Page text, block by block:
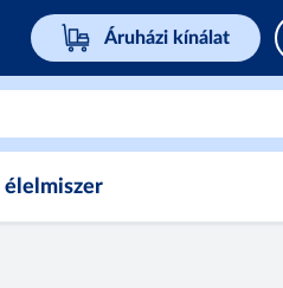
Áruházi kínálat
élelmiszer